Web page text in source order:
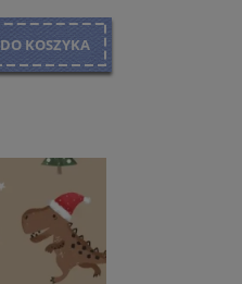
DO KOSZYKA